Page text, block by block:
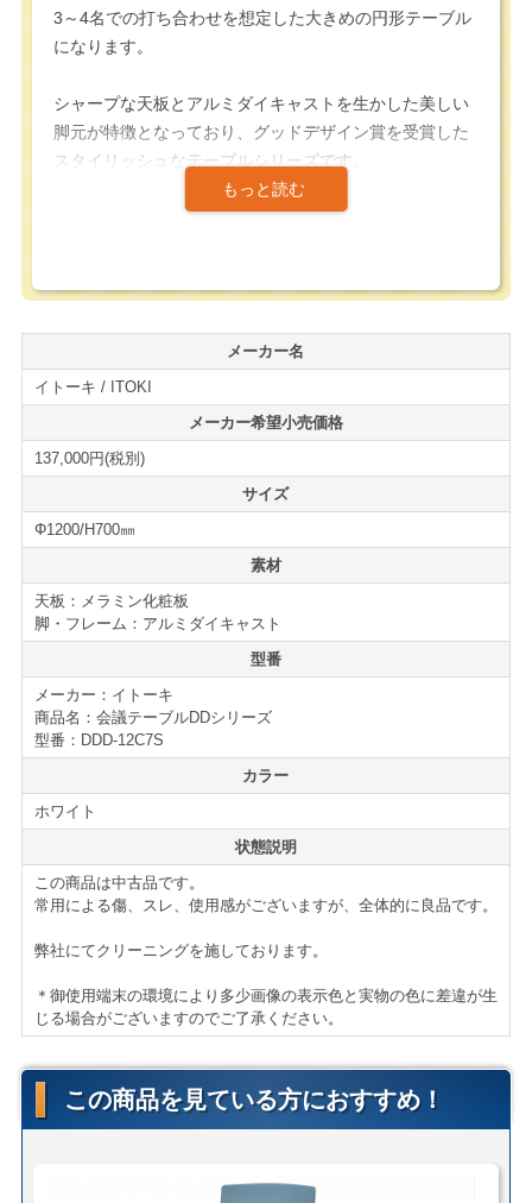
3～4名での打ち合わせを想定した大きめの円形テーブル
になります。
シャープな天板とアルミダイキャストを生かした美しい
脚元が特徴となっており、グッドデザイン賞を受賞した
スタイリッシュなテーブルシリーズです。
天板は船底型の天板になっており、しっかりとした厚み
アルミダイキャスト製の脚部は十字脚となっており、立
ち上がりの際に天板に手をついても転倒する事が無いよ
うに、安定感のある構造となっています。
打合せやスペースにはもちろん、休憩スペースやロビー
等のバブリックなシーンにもお使頂けるテーブルとなっ
ミーティングテーブルの新増設、買い替えの際には是非
ご検討下さい。
＜仕様＞
■円形
■十字脚
■Ｓミラミン天板
■2005年度 グッドデザイン賞受賞
＊サイズ等の詳細はページ下部に記載がございます。
【送料・配送について】
＜自社便＞
＊神奈川、首都圏対応
東京都内 5,500円から
＊ご住所・搬入条件で異なります
＊お客様のご要望に応じたお渡し方法で送料算出致しま
自社便についてはこちら
＜ヤマトらくらく家財便＞(搬入・設置までいたします)
ヤマトらくらく家財便料金はこちら
メーカー名
イトーキ / ITOKI
メーカー希望小売価格
137,000円(税別)
サイズ
Φ1200/H700㎜
素材
天板：メラミン化粧板
脚・フレーム：アルミダイキャスト
型番
メーカー：イトーキ
商品名：会議テーブルDDシリーズ
型番：DDD-12C7S
カラー
ホワイト
状態説明
この商品は中古品です。
常用による傷、スレ、使用感がございますが、全体的に良品です。
弊社にてクリーニングを施しております。
＊御使用端末の環境により多少画像の表示色と実物の色に差違が生
じる場合がございますのでご了承ください。
この商品を見ている方におすすめ！